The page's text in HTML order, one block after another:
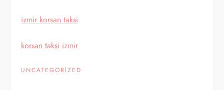
izmir korsan taksi
korsan taksi izmir
UNCATEGORIZED